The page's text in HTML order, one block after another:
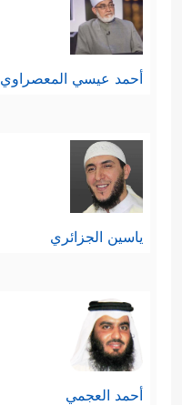
أحمد عيسي المعصراوي
ياسين الجزائري
أحمد العجمي